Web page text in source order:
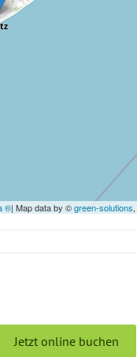
®| Map data by ©green-solutions,
Jetzt online buchen